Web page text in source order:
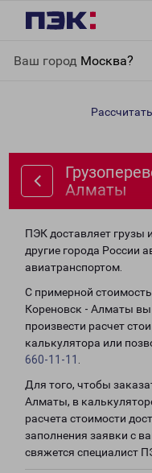
Ваш город Москва?
Алматы
Алматы
ПЭК доставляет грузы
другие города России
авиатранспортом.
С примерной
Кореновск - Алматы вы
произвести расчет
калькулятора или
660-11-11
Для того, чтобы
Алматы, в
расчета стоимости
заполнения заявки с
свяжется специалист